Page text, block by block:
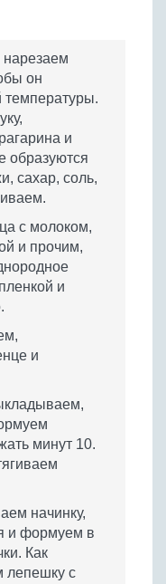
он
температуры.
и
образуются
сахар, соль,
с молоком,
и прочим,
и
и
минут 10.
начинку,
и формуем в
Как
лепешку с